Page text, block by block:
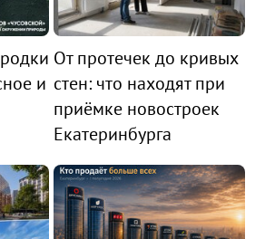
и
От протечек до кривых
стен: что находят при
приёмке новостроек
Екатеринбурга